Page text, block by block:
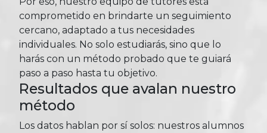
comprometido en brindarte un seguimiento
cercano, adaptado a tus necesidades
individuales. No solo estudiarás, sino que lo
harás con un método probado que te guiará
paso a paso hasta tu objetivo.
Resultados que avalan nuestro
método
Los datos hablan por sí solos: nuestros alumnos